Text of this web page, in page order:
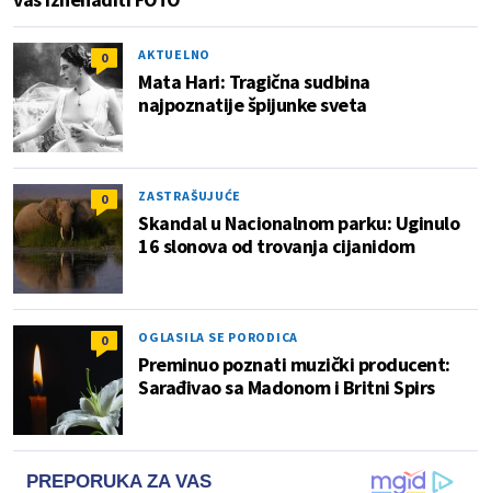
0 AKTUELNO
Mata Hari: Tragična sudbina
najpoznatije špijunke sveta
0 ZASTRAŠUJUĆE
Skandal u Nacionalnom parku: Uginulo
16 slonova od trovanja cijanidom
0 OGLASILA SE PORODICA
Preminuo poznati muzički producent:
Sarađivao sa Madonom i Britni Spirs
PREPORUKA ZA VAS